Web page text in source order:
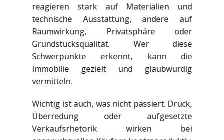
reagieren stark auf Materialien und
technische Ausstattung, andere auf
Raumwirkung, Privatsphäre oder
Grundstücksqualität. Wer diese
Schwerpunkte erkennt, kann die
Immobilie gezielt und glaubwürdig
vermitteln.
Wichtig ist auch, was nicht passiert. Druck,
Überredung oder aufgesetzte
Verkaufsrhetorik wirken bei